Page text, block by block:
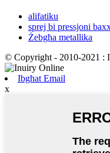
alifatiku
sprej bi pressjoni
Żebgħa metallika
© Copyright - 2010-2021 :
Ibgħat Email
x